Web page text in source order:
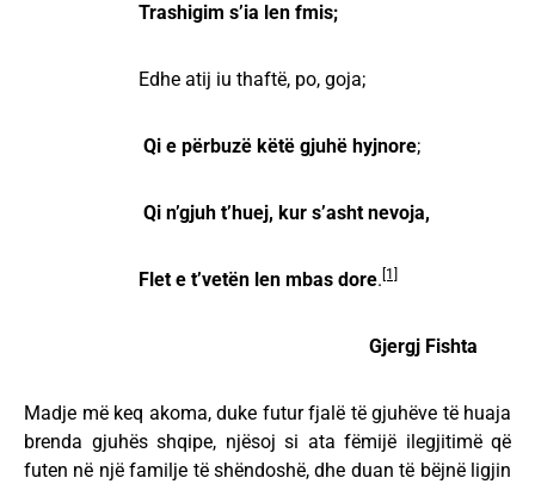
Trashigim s’ia len fmis;
Edhe atij iu thaftë, po, goja;
Qi e përbuzë këtë gjuhë hyjnore;
Qi n’gjuh t’huej, kur s’asht nevoja,
Flet e t’vetën len mbas dore. [1]
Gjergj Fishta
Madje më keq akoma, duke futur fjalë të gjuhëve të huaja
brenda gjuhës shqipe, njësoj si ata fëmijë ilegjitimë që
futen në një familje të shëndoshë, dhe duan të bëjnë ligjin